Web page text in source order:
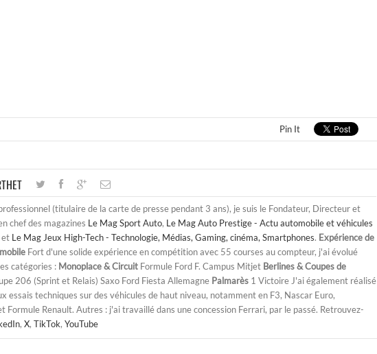
Pin It
(titulaire de la carte de presse pendant 3 ans), je suis le Fondateur, Directeur et
chef des magazines Le Mag Sport Auto, Le Mag Auto Prestige - Actu automobile et véhicules
et Le Mag Jeux High-Tech - Technologie, Médias, Gaming, cinéma, Smartphones. Expérience de
Fort d'une solide expérience en compétition avec 55 courses au compteur, j'ai évolué
catégories : Monoplace & Circuit Formule Ford F. Campus Mitjet Berlines & Coupes de
206 (Sprint et Relais) Saxo Ford Fiesta Allemagne Palmarès 1 Victoire J'ai également réalisé
essais techniques sur des véhicules de haut niveau, notamment en F3, Nascar Euro,
Formule Renault. Autres : j'ai travaillé dans une concession Ferrari, par le passé. Retrouvez-
, X, TikTok, YouTube